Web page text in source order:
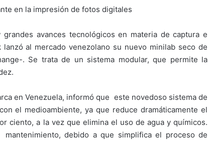
en la impresión de fotos digitales
avances tecnológicos en materia de captura e
al mercado venezolano su nuevo minilab seco de
. Se trata de un sistema modular, que permite la
en Venezuela, informó que este novedoso sistema de
el medioambiente, ya que reduce dramáticamente el
ciento, a la vez que elimina el uso de agua y químicos.
debido a que simplifica el proceso de